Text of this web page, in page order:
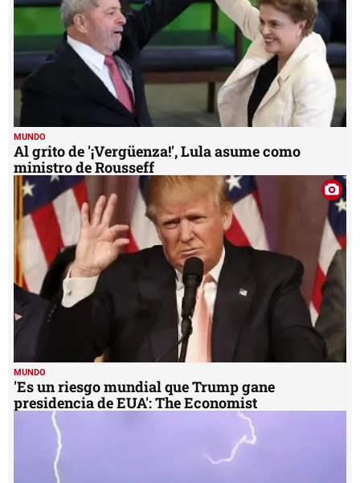
MUNDO
Al grito de '¡Vergüenza!', Lula asume como
ministro de Rousseff
MUNDO
'Es un riesgo mundial que Trump gane
presidencia de EUA': The Economist